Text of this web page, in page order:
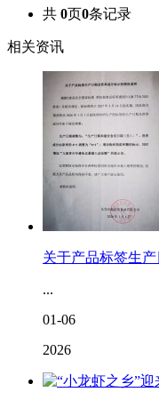
共 0页0条记录
相关资讯
关于产品标签生
...
01-06
2026